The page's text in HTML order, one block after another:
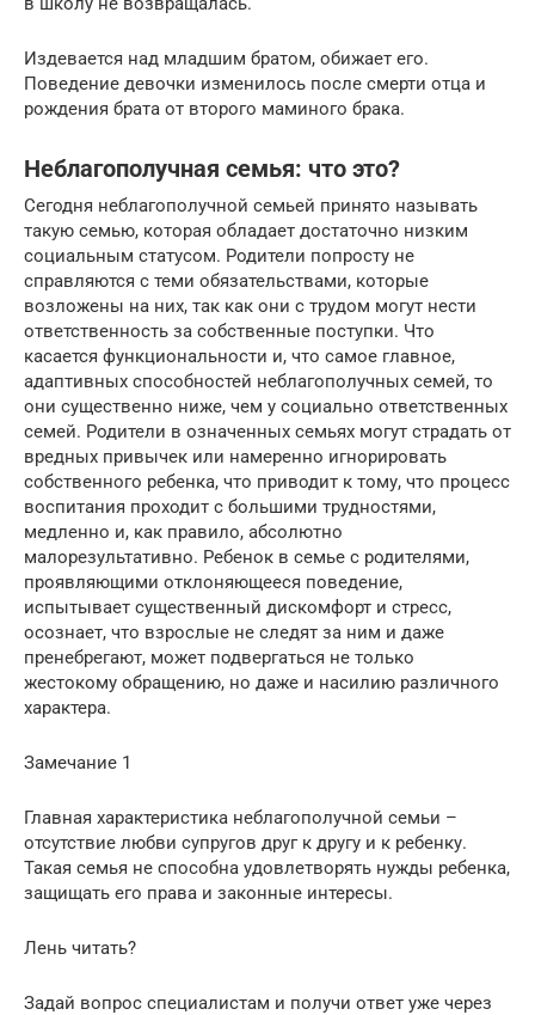
Издевается над младшим братом, обижает его.
Поведение девочки изменилось после смерти отца и
рождения брата от второго маминого брака.
Неблагополучная семья: что это?
Сегодня неблагополучной семьей принято называть
такую семью, которая обладает достаточно низким
социальным статусом. Родители попросту не
справляются с теми обязательствами, которые
возложены на них, так как они с трудом могут нести
ответственность за собственные поступки. Что
касается функциональности и, что самое главное,
адаптивных способностей неблагополучных семей, то
они существенно ниже, чем у социально ответственных
семей. Родители в означенных семьях могут страдать от
вредных привычек или намеренно игнорировать
собственного ребенка, что приводит к тому, что процесс
воспитания проходит с большими трудностями,
медленно и, как правило, абсолютно
малорезультативно. Ребенок в семье с родителями,
проявляющими отклоняющееся поведение,
испытывает существенный дискомфорт и стресс,
осознает, что взрослые не следят за ним и даже
пренебрегают, может подвергаться не только
жестокому обращению, но даже и насилию различного
характера.
Замечание 1
Главная характеристика неблагополучной семьи –
отсутствие любви супругов друг к другу и к ребенку.
Такая семья не способна удовлетворять нужды ребенка,
защищать его права и законные интересы.
Лень читать?
Задай вопрос специалистам и получи ответ уже через